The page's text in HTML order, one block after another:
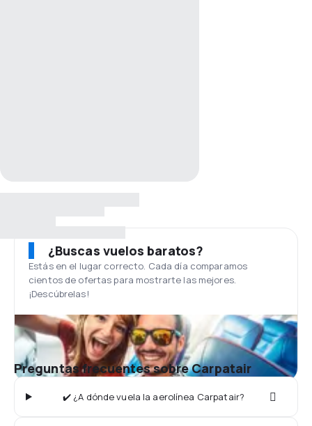
¿Buscas vuelos baratos?
Estás en el lugar correcto. Cada día comparamos
cientos de ofertas para mostrarte las mejores.
¡Descúbrelas!
Preguntas frecuentes sobre Carpatair
✔️ ¿A dónde vuela la aerolínea Carpatair?